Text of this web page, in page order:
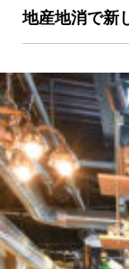
地産地消で新